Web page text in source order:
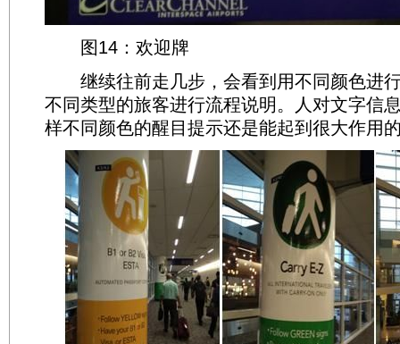
图14：欢迎牌
继续往前走几步，会看到用不同颜色进
不同类型的旅客进行流程说明。人对文字信
样不同颜色的醒目提示还是能起到很大作用